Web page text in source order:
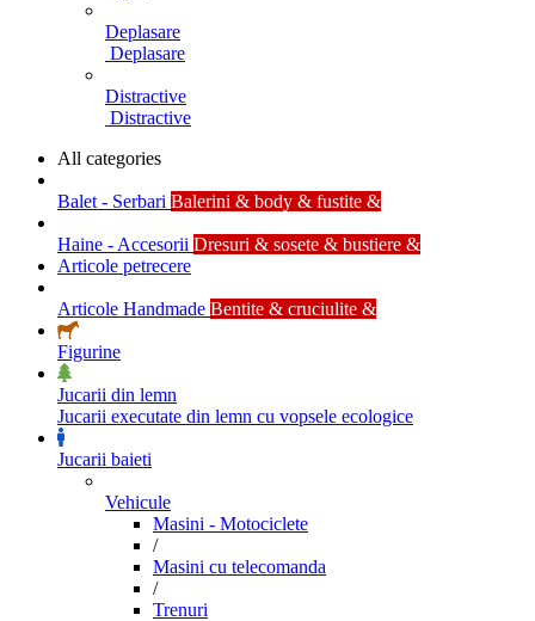
Deplasare
Deplasare
Distractive
Distractive
All categories
Balet - Serbari Balerini & body & fustite &
Haine - Accesorii Dresuri & sosete & bustiere &
Articole petrecere
Articole Handmade Bentite & cruciulite &
Figurine
Jucarii din lemn
Jucarii executate din lemn cu vopsele ecologice
Jucarii baieti
Vehicule
Masini - Motociclete
/
Masini cu telecomanda
/
Trenuri